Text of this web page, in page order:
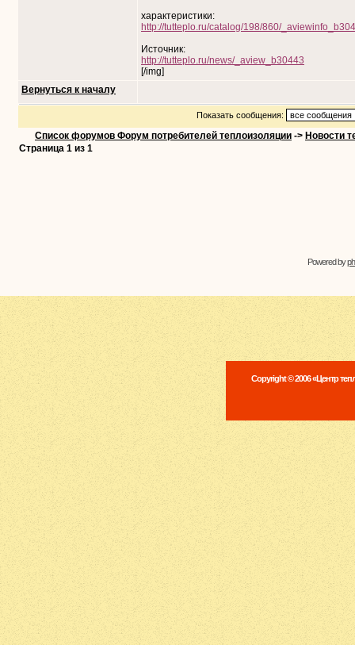
характеристики:
http://tutteplo.ru/catalog/198/860/
Источник:
http://tutteplo.ru/news/_aview_b30443
[/img]
Вернуться к началу
Показать сообщения:
Список форумов Форум потребителей теплоизоляции -> Новости
Страница 1 из 1
Powered by
Copyright © 2006 «Центр